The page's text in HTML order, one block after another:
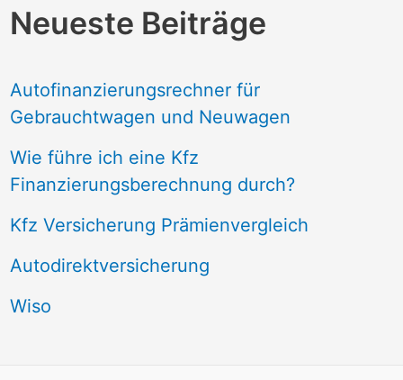
Neueste Beiträge
Autofinanzierungsrechner für
Gebrauchtwagen und Neuwagen
Wie führe ich eine Kfz
Finanzierungsberechnung durch?
Kfz Versicherung Prämienvergleich
Autodirektversicherung
Wiso